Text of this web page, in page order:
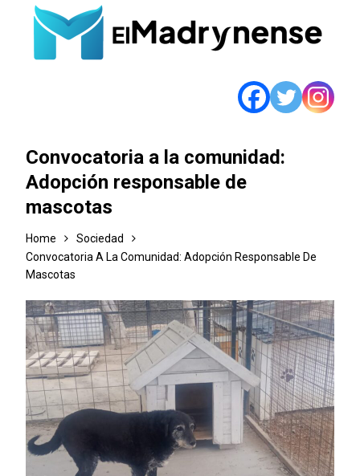
Convocatoria a la comunidad:
Adopción responsable de
mascotas
Home
Sociedad
Convocatoria A La Comunidad: Adopción Responsable De
Mascotas